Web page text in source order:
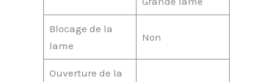
Blocage de la
lame
Non
Ouverture de la